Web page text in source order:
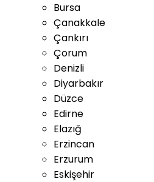
Bursa
Çanakkale
Çankırı
Çorum
Denizli
Diyarbakır
Düzce
Edirne
Elazığ
Erzincan
Erzurum
Eskişehir